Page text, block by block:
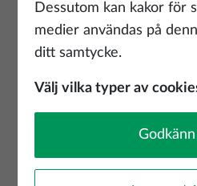
Dessutom kan kakor för
medier användas på
ditt samtycke.
Välj vilka typer av
Godkänn